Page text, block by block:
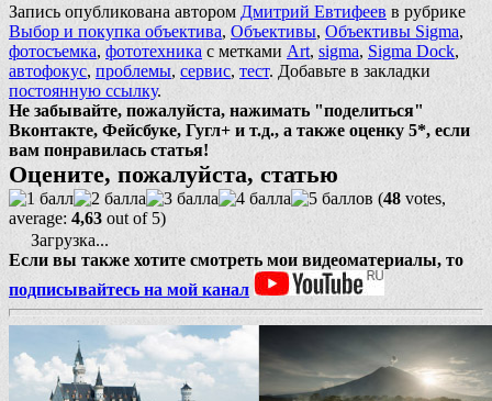
Запись опубликована автором Дмитрий Евтифеев в рубрике
Выбор и покупка объектива, Объективы, Объективы Sigma,
фотосъемка, фототехника с метками Art, sigma, Sigma Dock,
автофокус, проблемы, сервис, тест. Добавьте в закладки
постоянную ссылку.
Не забывайте, пожалуйста, нажимать "поделиться"
Вконтакте, Фейсбуке, Гугл+ и т.д., а также оценку 5*, если
вам понравилась статья!
Оцените, пожалуйста, статью
(48 votes,
average: 4,63 out of 5)
Загрузка...
Если вы также хотите смотреть мои видеоматериалы, то
подписывайтесь на мой канал